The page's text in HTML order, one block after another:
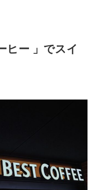
ヒー 」でスイ